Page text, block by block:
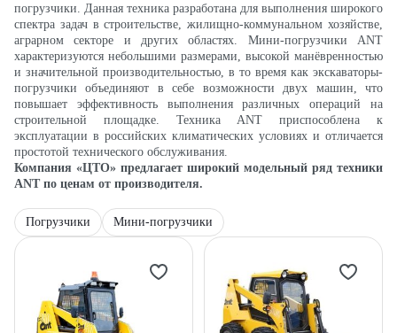
погрузчики. Данная техника разработана для выполнения широкого
спектра задач в строительстве, жилищно-коммунальном хозяйстве,
аграрном секторе и других областях. Мини-погрузчики ANT
характеризуются небольшими размерами, высокой манёвренностью
и значительной производительностью, в то время как экскаваторы-
погрузчики объединяют в себе возможности двух машин, что
повышает эффективность выполнения различных операций на
строительной площадке. Техника ANT приспособлена к
эксплуатации в российских климатических условиях и отличается
простотой технического обслуживания.
Компания «ЦТО» предлагает широкий модельный ряд техники
ANT по ценам от производителя.
Погрузчики Мини-погрузчики